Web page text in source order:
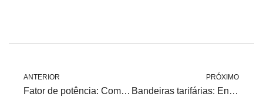
ANTERIOR
Fator de potência: Como corrigir?
PRÓXIMO
Bandeiras tarifárias: Entenda o histórico desse sistema no Brasil